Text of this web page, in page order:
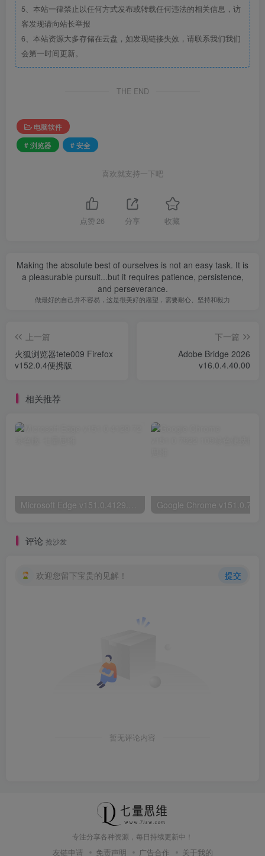
5、本站一律禁止以任何方式发布或转载任何违法的相关信息，访
客发现请向站长举报
6、本站资源大多存储在云盘，如发现链接失效，请联系我们我们
会第一时间更新。
THE END
电脑软件
# 浏览器
# 安全
喜欢就支持一下吧
点赞 26 分享 收藏
Making the absolute best of ourselves is not an easy task. It is
a pleasurable pursuit...but it requires patience, persistence,
and perseverance.
做最好的自己并不容易，这是很美好的愿望，需要耐心、坚持和毅力
上一篇
火狐浏览器tete009 Firefox
v152.0.4便携版
下一篇
Adobe Bridge 2026
v16.0.4.40.00
相关推荐
评论 抢沙发
欢迎您留下宝贵的见解！ 提交
暂无评论内容
专注分享各种资源，每日持续更新中！
友链申请 免责声明 广告合作 关于我的